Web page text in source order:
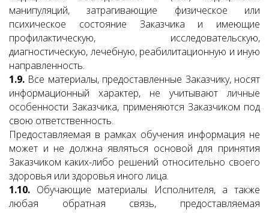
манипуляций, затрагивающие физическое или
психическое состояние Заказчика и имеющие
профилактическую, исследовательскую,
диагностическую, лечебную, реабилитационную и иную
направленность.
1.9. Все материалы, предоставленные Заказчику, носят
информационный характер, не учитывают личные
особенности Заказчика, применяются Заказчиком под
свою ответственность.
Предоставляемая в рамках обучения информация не
может и не должна являться основой для принятия
Заказчиком каких-либо решений относительно своего
здоровья или здоровья иного лица.
1.10. Обучающие материалы Исполнителя, а также
любая обратная связь, предоставляемая